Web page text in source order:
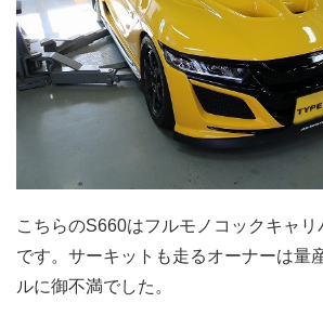
こちらのS660はフルモノコックキャ
です。サーキットも走るオーナーは量
ルに御不満でした。